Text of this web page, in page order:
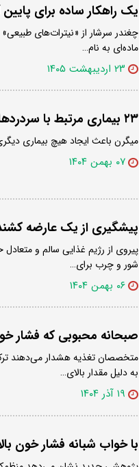
یک راهکار ساده برای
چغندر سرشار از «نیترات‌های
ماده‌ای به نام…
۲۳ اردیبهشت ۱۴۰۵
۲۳ بیماری مرتبط با سردردهای میگرنی
میگرن باعث ایجاد هیچ بیماری
۰۷ بهمن ۱۴۰۴
پیشگیری از یک عارضه
پیروی از رژیم غذایی سالم و
شور و چرب برای…
۰۶ بهمن ۱۴۰۴
صبحانه محبوبی که فشار
متخصصان تغذیه هشدار می‌دهند
به دلیل مقدار بالای…
۱۹ آذر ۱۴۰۴
با خواب شبانه فشار خون